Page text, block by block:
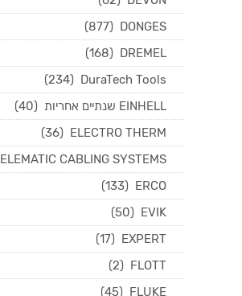
DONGES
(877)
DREMEL
(168)
DuraTech Tools
(234)
EINHELL שנתיים אחריות
(40)
ELECTRO THERM
(36)
ELEMATIC CABLING SYSTEMS
ERCO
(133)
EVIK
(50)
EXPERT
(17)
FLOTT
(2)
FLUKE
(45)